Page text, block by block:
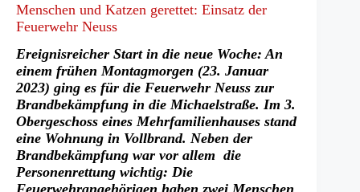
Menschen und Katzen gerettet: Einsatz der
Feuerwehr Neuss
Ereignisreicher Start in die neue Woche: An
einem frühen Montagmorgen (23. Januar
2023) ging es für die Feuerwehr Neuss zur
Brandbekämpfung in die Michaelstraße. Im 3.
Obergeschoss eines Mehrfamilienhauses stand
eine Wohnung in Vollbrand. Neben der
Brandbekämpfung war vor allem die
Personenrettung wichtig: Die